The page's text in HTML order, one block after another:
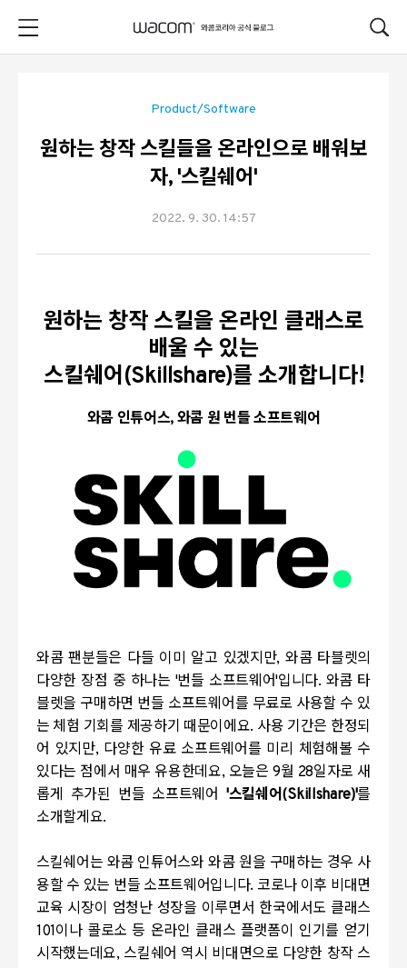
Product/Software
원하는 창작 스킬들을 온라인으로 배워보
자, '스킬쉐어'
2022. 9. 30. 14:57
원하는 창작 스킬을 온라인 클래스로
배울 수 있는
스킬쉐어(Skillshare)를 소개합니다!
와콤 인튜어스, 와콤 원 번들 소프트웨어
와콤 팬분들은 다들 이미 알고 있겠지만, 와콤 타블렛의
다양한 장점 중 하나는 '번들 소프트웨어'입니다. 와콤 타
블렛을 구매하면 번들 소프트웨어를 무료로 사용할 수 있
는 체험 기회를 제공하기 때문이에요. 사용 기간은 한정되
어 있지만, 다양한 유료 소프트웨어를 미리 체험해볼 수
있다는 점에서 매우 유용한데요, 오늘은 9월 28일자로 새
롭게 추가된 번들 소프트웨어'스킬쉐어(Skillshare)'를
소개할게요.
스킬쉐어는 와콤 인튜어스와 와콤 원을 구매하는 경우 사
용할 수 있는 번들 소프트웨어입니다. 코로나 이후 비대면
교육 시장이 엄청난 성장을 이루면서 한국에서도 클래스
101이나 콜로소 등 온라인 클래스 플랫폼이 인기를 얻기
시작했는데요, 스킬쉐어 역시 비대면으로 다양한 창작 스